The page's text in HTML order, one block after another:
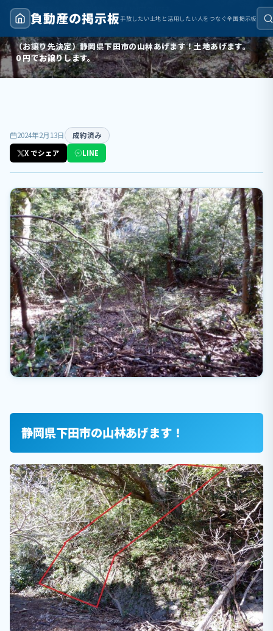
負動産の掲示板手放したい土地と活用したい人をつなぐ全国掲示板
トップ
成約済み
（お譲り先決定）静岡県下田市の山林あげます！土地あげます。
０円でお譲りします。
2024年2月13日
成約済み
X でシェア
LINE
静岡県下田市の山林あげます！